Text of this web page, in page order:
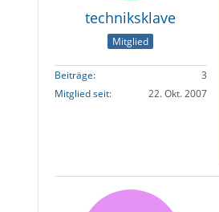
techniksklave
Mitglied
Beiträge
3
Mitglied seit
22. Okt. 2007